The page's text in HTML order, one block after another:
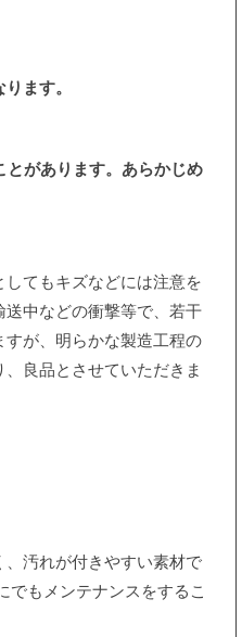
ます。
があります。あらかじめ
てもキズなどには注意を
中などの衝撃等で、若干
が、明らかな製造工程の
良品とさせていただきま
汚れが付きやすい素材で
もメンテナンスをするこ